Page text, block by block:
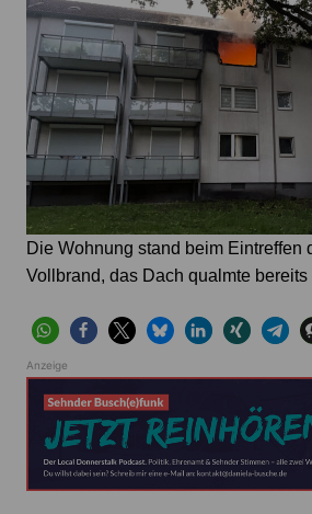
Die Wohnung stand beim Eintreffen
Vollbrand, das Dach qualmte
Anzeige